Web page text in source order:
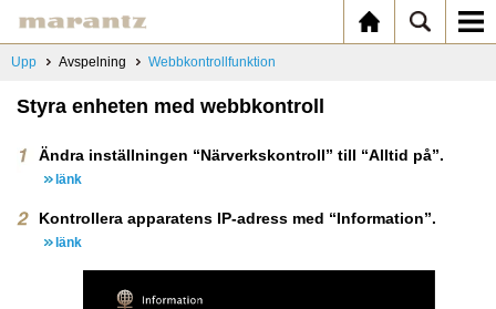
Upp Avspelning Webbkontrollfunktion
Styra enheten med webbkontroll
Ändra inställningen “Närverkskontroll” till “Alltid på”.
länk
Kontrollera apparatens IP-adress med “Information”.
länk